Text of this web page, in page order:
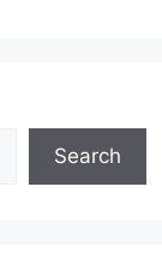
Search